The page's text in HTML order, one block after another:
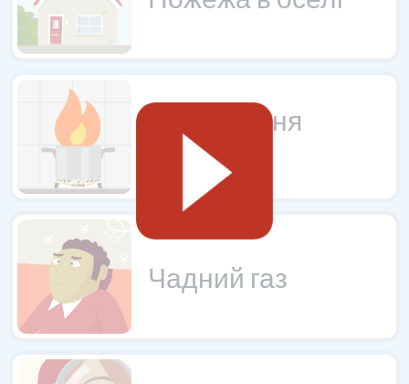
Запобігання
пожежі
Чадний газ